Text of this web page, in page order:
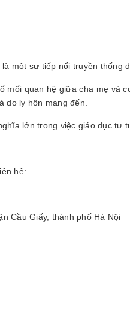
một sự tiếp nối truyền thống
mối quan hệ giữa cha mẹ và
do ly hôn mang đến.
lớn trong việc giáo dục tư
hệ:
Cầu Giấy, thành phố Hà Nội